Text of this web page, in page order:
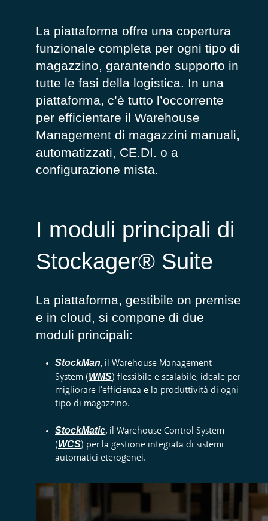
La piattaforma offre una copertura
funzionale completa per ogni tipo di
magazzino, garantendo supporto in
tutte le fasi della logistica. In una
piattaforma, c’è tutto l’occorrente
per efficientare il Warehouse
Management di magazzini manuali,
automatizzati, CE.DI. o a
configurazione mista.
I moduli principali di
Stockager® Suite
La piattaforma, gestibile on premise
e in cloud, si compone di due
moduli principali:
StockMan, il Warehouse Management
System (WMS) flessibile e scalabile, ideale per
migliorare l'efficienza e la produttività di ogni
tipo di magazzino.
StockMatic, il Warehouse Control System
(WCS) per la gestione integrata di sistemi
automatici eterogenei.